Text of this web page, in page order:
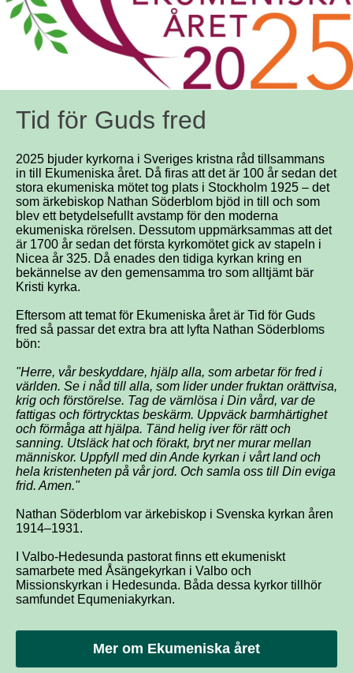
Tid för Guds fred
2025 bjuder kyrkorna i Sveriges kristna råd tillsammans
in till Ekumeniska året. Då firas att det är 100 år sedan det
stora ekumeniska mötet tog plats i Stockholm 1925 – det
som ärkebiskop Nathan Söderblom bjöd in till och som
blev ett betydelsefullt avstamp för den moderna
ekumeniska rörelsen. Dessutom uppmärksammas att det
är 1700 år sedan det första kyrkomötet gick av stapeln i
Nicea år 325. Då enades den tidiga kyrkan kring en
bekännelse av den gemensamma tro som alltjämt bär
Kristi kyrka.
Eftersom att temat för Ekumeniska året är Tid för Guds
fred så passar det extra bra att lyfta Nathan Söderbloms
bön:
"Herre, vår beskyddare, hjälp alla, som arbetar för fred i
världen. Se i nåd till alla, som lider under fruktan orättvisa,
krig och förstörelse. Tag de värnlösa i Din vård, var de
fattigas och förtrycktas beskärm. Uppväck barmhärtighet
och förmåga att hjälpa. Tänd helig iver för rätt och
sanning. Utsläck hat och förakt, bryt ner murar mellan
människor. Uppfyll med din Ande kyrkan i vårt land och
hela kristenheten på vår jord. Och samla oss till Din eviga
frid. Amen."
Nathan Söderblom var ärkebiskop i Svenska kyrkan åren
1914–1931.
I Valbo-Hedesunda pastorat finns ett ekumeniskt
samarbete med Åsängekyrkan i Valbo och
Missionskyrkan i Hedesunda. Båda dessa kyrkor tillhör
samfundet Equmeniakyrkan.
Mer om Ekumeniska året